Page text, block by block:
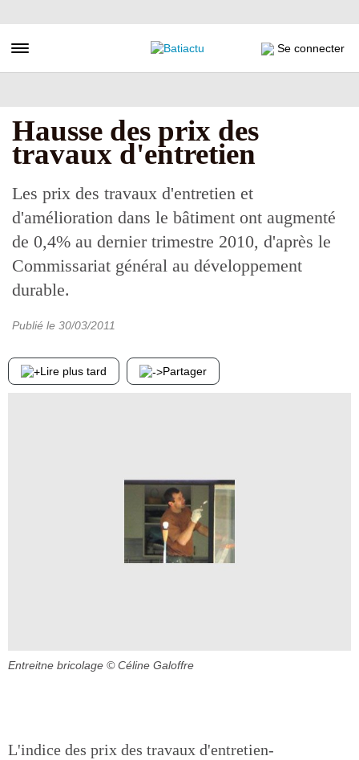
au
principal
Toggle navigation Se connecter
Hausse des prix des
travaux d'entretien
Les prix des travaux d'entretien et
d'amélioration dans le bâtiment ont augmenté
de 0,4% au dernier trimestre 2010, d'après le
Commissariat général au développement
durable.
Publié le 30/03/2011
Lire plus tard Partager
Entreitne bricolage © Céline Galoffre
L'indice des prix des travaux d'entretien-